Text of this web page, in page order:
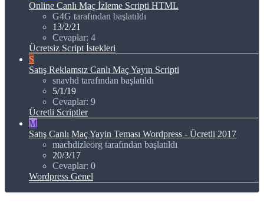
Online Canlı Maç İzleme Scripti HTML
G4G tarafından başlatıldı
13/2/21
Cevaplar: 4
Ücretsiz Script İstekleri
S
Satış Reklamsız Canlı Maç Yayın Scripti
snavhd tarafından başlatıldı
5/1/19
Cevaplar: 9
Ücretli Scriptler
M
Satış Canlı Maç Yayin Teması Wordpress - Ücretli 2017
machdizleorg tarafından başlatıldı
20/3/17
Cevaplar: 0
Wordpress Genel